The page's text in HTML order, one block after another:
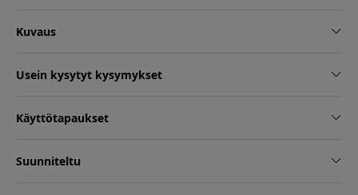
Kuvaus
Usein kysytyt kysymykset
Käyttötapaukset
Suunniteltu